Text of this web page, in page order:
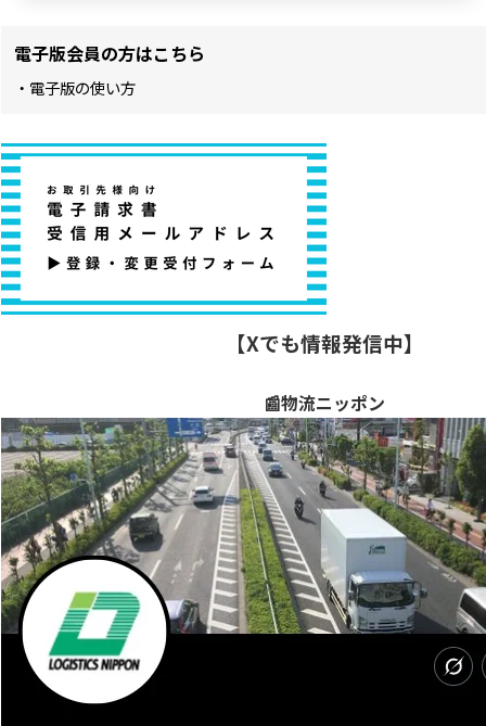
電子版会員の方はこちら
・電子版の使い方
【Xでも情報発信中】
📰物流ニッポン